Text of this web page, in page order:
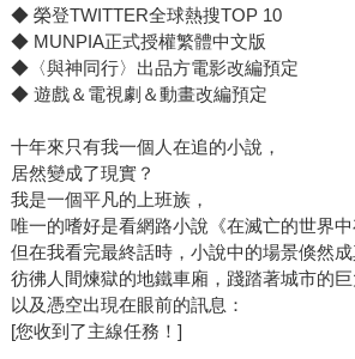
◆ 榮登TWITTER全球熱搜TOP 10
◆ MUNPIA正式授權繁體中文版
◆〈與神同行〉出品方電影改編預定
◆ 遊戲＆電視劇＆動畫改編預定
十年來只有我一個人在追的小說，
居然變成了現實？
我是一個平凡的上班族，
唯一的嗜好是看網路小說《在滅亡的世界中
但在我看完最終話時，小說中的場景倏然成
彷彿人間煉獄的地鐵車廂，踐踏著城市的巨
以及憑空出現在眼前的訊息：
[您收到了主線任務！]